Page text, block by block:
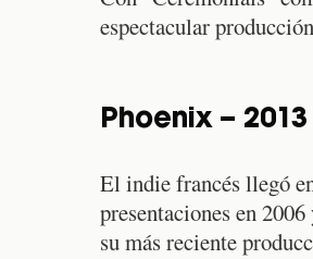
espectacular
Phoenix – 2013
El indie francés llegó
presentaciones en
su más reciente